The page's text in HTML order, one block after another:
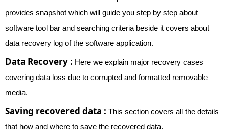
provides snapshot which will guide you step by step about
software tool bar and searching criteria beside it covers about
data recovery log of the software application.
Data Recovery : Here we explain major recovery cases
covering data loss due to corrupted and formatted removable
media.
Saving recovered data : This section covers all the details
that how and where to save the recovered data.